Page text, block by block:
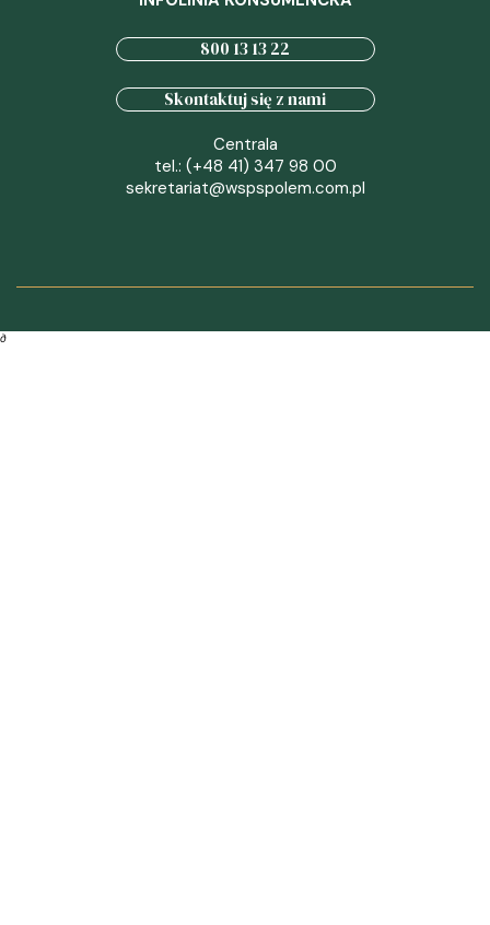
800 13 13 22
Skontaktuj się z nami
Centrala
tel.: (+48 41) 347 98 00
sekretariat@wspspolem.com.pl
∂